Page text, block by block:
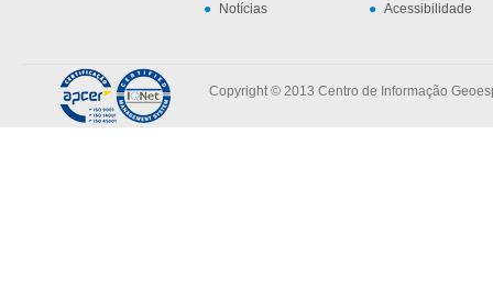
Notícias
Acessibilidade
Copyright © 2013 Centro de Informação